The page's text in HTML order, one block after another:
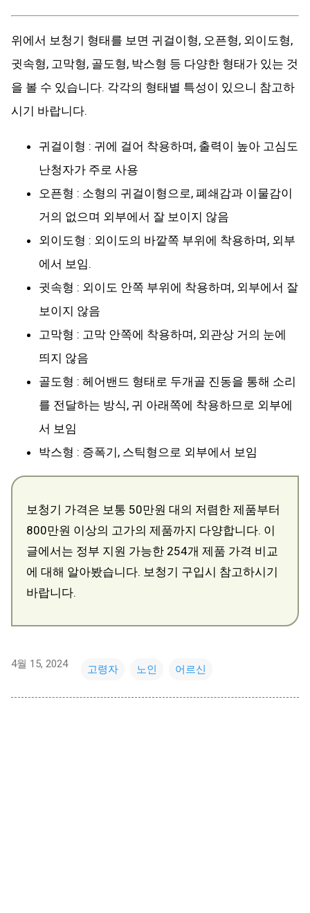
위에서 보청기 형태를 보면 귀걸이형, 오픈형, 외이도형,
귓속형, 고막형, 골도형, 박스형 등 다양한 형태가 있는 것
을 볼 수 있습니다. 각각의 형태별 특성이 있으니 참고하
시기 바랍니다.
귀걸이형 : 귀에 걸어 착용하며, 출력이 높아 고심도
난청자가 주로 사용
오픈형 : 소형의 귀걸이형으로, 폐쇄감과 이물감이
거의 없으며 외부에서 잘 보이지 않음
외이도형 : 외이도의 바깥쪽 부위에 착용하며, 외부
에서 보임.
귓속형 : 외이도 안쪽 부위에 착용하며, 외부에서 잘
보이지 않음
고막형 : 고막 안쪽에 착용하며, 외관상 거의 눈에
띄지 않음
골도형 : 헤어밴드 형태로 두개골 진동을 통해 소리
를 전달하는 방식, 귀 아래쪽에 착용하므로 외부에
서 보임
박스형 : 증폭기, 스틱형으로 외부에서 보임
보청기 가격은 보통 50만원 대의 저렴한 제품부터
800만원 이상의 고가의 제품까지 다양합니다. 이
글에서는 정부 지원 가능한 254개 제품 가격 비교
에 대해 알아봤습니다. 보청기 구입시 참고하시기
바랍니다.
4월 15, 2024 고령자 노인 어르신